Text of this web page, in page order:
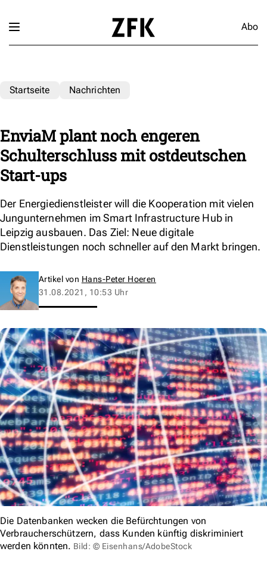
Abo
Startseite Nachrichten
EnviaM plant noch engeren
Schulterschluss mit ostdeutschen
Start-ups
Der Energiedienstleister will die Kooperation mit vielen
Jungunternehmen im Smart Infrastructure Hub in
Leipzig ausbauen. Das Ziel: Neue digitale
Dienstleistungen noch schneller auf den Markt bringen.
Artikel von Hans-Peter Hoeren
31.08.2021, 10:53 Uhr
Die Datenbanken wecken die Befürchtungen von
Verbraucherschützern, dass Kunden künftig diskriminiert
werden könnten. Bild: © Eisenhans/AdobeStock